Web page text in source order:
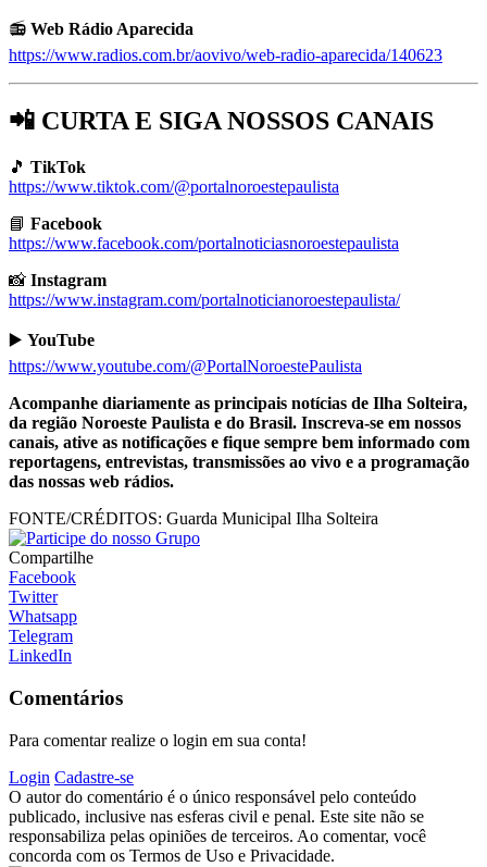
📻 Web Rádio Aparecida
https://www.radios.com.br/aovivo/web-radio-aparecida/140623
📲 CURTA E SIGA NOSSOS CANAIS
🎵 TikTok
https://www.tiktok.com/@portalnoroestepaulista
📘 Facebook
https://www.facebook.com/portalnoticiasnoroestepaulista
📸 Instagram
https://www.instagram.com/portalnoticianoroestepaulista/
▶️ YouTube
https://www.youtube.com/@PortalNoroestePaulista
Acompanhe diariamente as principais notícias de Ilha Solteira,
da região Noroeste Paulista e do Brasil. Inscreva-se em nossos
canais, ative as notificações e fique sempre bem informado com
reportagens, entrevistas, transmissões ao vivo e a programação
das nossas web rádios.
FONTE/CRÉDITOS: Guarda Municipal Ilha Solteira
Compartilhe
Facebook
Twitter
Whatsapp
Telegram
LinkedIn
Comentários
Para comentar realize o login em sua conta!
Login Cadastre-se
O autor do comentário é o único responsável pelo conteúdo
publicado, inclusive nas esferas civil e penal. Este site não se
responsabiliza pelas opiniões de terceiros. Ao comentar, você
concorda com os Termos de Uso e Privacidade.